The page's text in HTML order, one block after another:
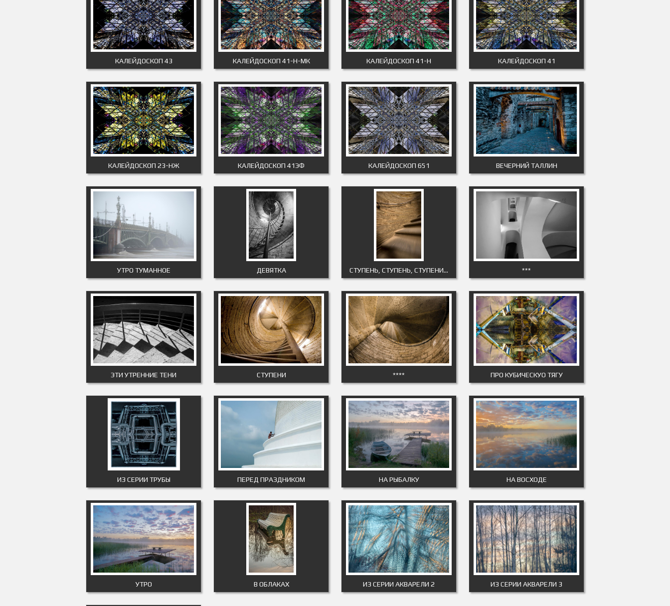
КАЛЕЙДОСКОП 43 КАЛЕЙДОСКОП 41-Н-МК КАЛЕЙДОСКОП 41-Н КАЛЕЙДОСКОП 41
КАЛЕЙДОСКОП 23-НЖ КАЛЕЙДОСКОП 41ЭФ КАЛЕЙДОСКОП 651 ВЕЧЕРНИЙ ТАЛЛИН
УТРО ТУМАННОЕ ДЕВЯТКА СТУПЕНЬ, СТУПЕНЬ, СТУПЕНИ… ***
ЭТИ УТРЕННИЕ ТЕНИ СТУПЕНИ **** ПРО КУБИЧЕСКУО ТЯГУ
ИЗ СЕРИИ ТРУБЫ ПЕРЕД ПРАЗДНИКОМ НА РЫБАЛКУ НА ВОСХОДЕ
УТРО В ОБЛАКАХ ИЗ СЕРИИ АКВАРЕЛИ 2 ИЗ СЕРИИ АКВАРЕЛИ 3